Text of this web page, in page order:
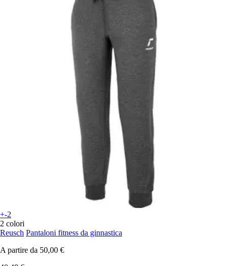
+-2
2 colori
Reusch Pantaloni fitness da ginnastica
A partire da 50,00 €